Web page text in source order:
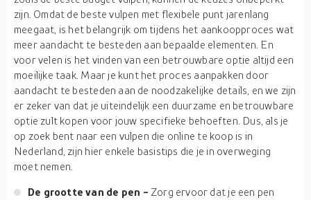
zijn. Omdat de beste vulpen met flexibele punt jarenlang
meegaat, is het belangrijk om tijdens het aankoopproces wat
meer aandacht te besteden aan bepaalde elementen. En
voor velen is het vinden van een betrouwbare optie altijd een
moeilijke taak. Maar je kunt het proces aanpakken door
aandacht te besteden aan de noodzakelijke details, en we zijn
er zeker van dat je uiteindelijk een duurzame en betrouwbare
optie zult kopen voor jouw specifieke behoeften. Dus, als je
op zoek bent naar een vulpen die online te koop is in
Nederland, zijn hier enkele basistips die je in overweging
moet nemen.
De grootte van de pen - Zorg ervoor dat je een pen